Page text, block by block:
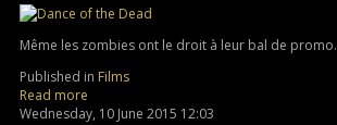
Même les zombies ont le droit à leur bal de promo.
Published in Films
Read more
Wednesday, 10 June 2015 12:03